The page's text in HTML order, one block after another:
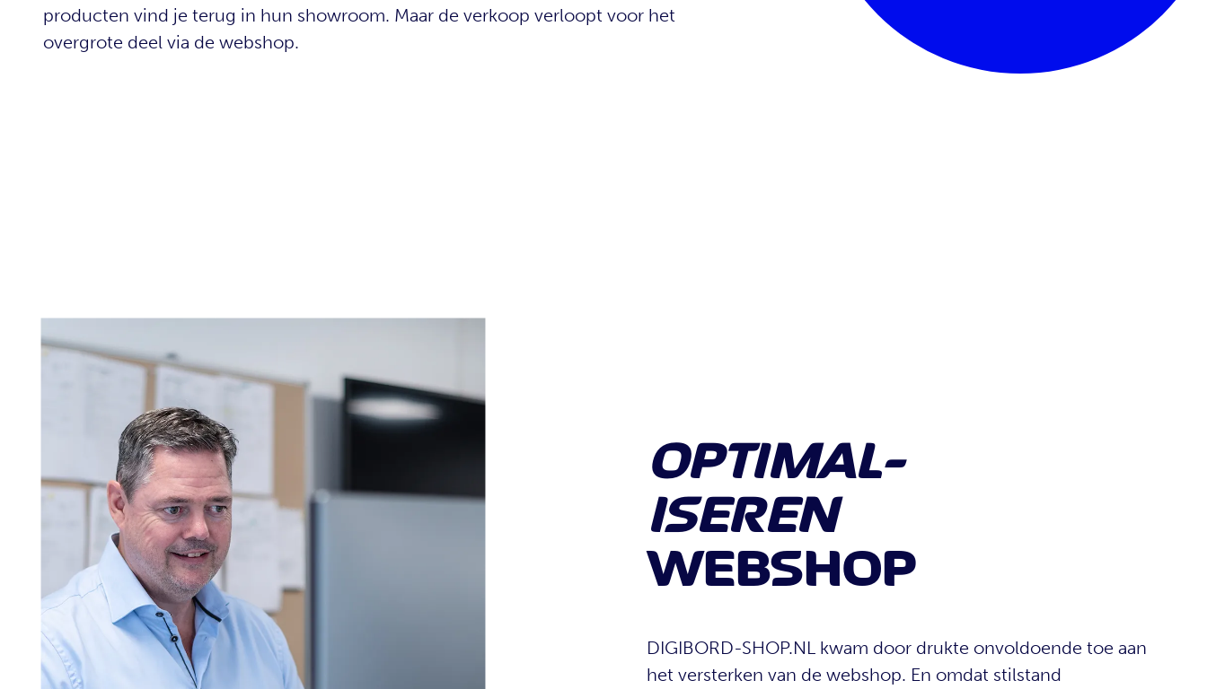
producten vind je terug in hun showroom. Maar de verkoop verloopt voor het
overgrote deel via de webshop.
OPTIMAL-
ISEREN
WEBSHOP
DIGIBORD-SHOP.NL kwam door drukte onvoldoende toe aan
het versterken van de webshop. En omdat stilstand